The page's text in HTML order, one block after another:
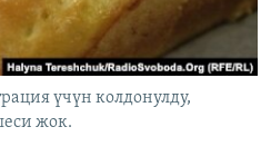
үчүн колдонулду,
жок.